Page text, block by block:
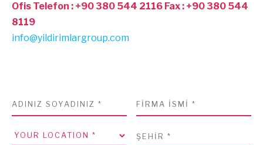
Ofis Telefon : +90 380 544 2116 Fax : +90 380 544
8119
info@yildirimlargroup.com